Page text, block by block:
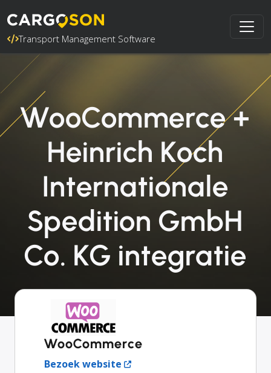
Transport Management Software
WooCommerce +
Heinrich Koch
Internationale
Spedition GmbH
Co. KG integratie
WooCommerce
Bezoek website